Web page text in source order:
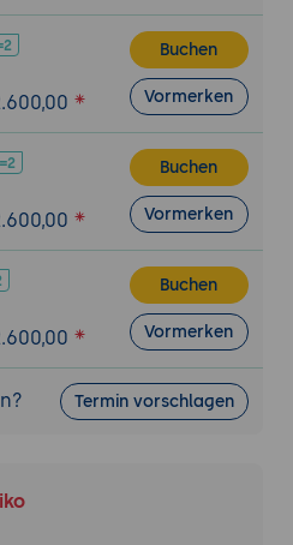
Buchen
Vormerken
Buchen
Vormerken
Buchen
Vormerken
Termin vorschlagen